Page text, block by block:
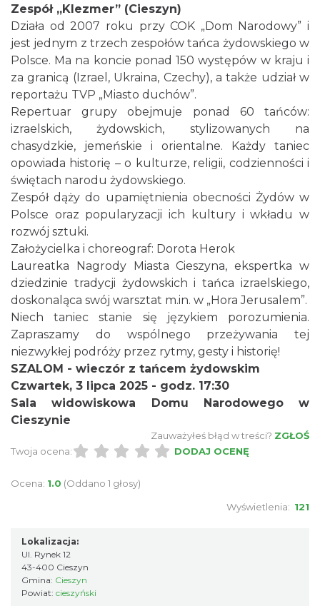
Cieszyn
2026-08-09
0.18 km
Cieszyn
2026-08-16
0.18 km
Cieszyn
2026-08-23
0.18 km
Spektakl "Tajemnica 16. piętra"
Zespół „Klezmer” (Cieszyn)
Działa od 2007 roku przy COK „Dom Narodowy” i
jest jednym z trzech zespołów tańca żydowskiego w
Polsce. Ma na koncie ponad 150 występów w kraju i
za granicą (Izrael, Ukraina, Czechy), a także udział w
reportażu TVP „Miasto duchów”.
Repertuar grupy obejmuje ponad 60 tańców:
izraelskich, żydowskich, stylizowanych na
chasydzkie, jemeńskie i orientalne. Każdy taniec
opowiada historię – o kulturze, religii, codzienności i
świętach narodu żydowskiego.
Zespół dąży do upamiętnienia obecności Żydów w
Polsce oraz popularyzacji ich kultury i wkładu w
rozwój sztuki.
Założycielka i choreograf: Dorota Herok
Laureatka Nagrody Miasta Cieszyna, ekspertka w
dziedzinie tradycji żydowskich i tańca izraelskiego,
doskonaląca swój warsztat m.in. w „Hora Jerusalem”.
Niech taniec stanie się językiem porozumienia.
Zapraszamy do wspólnego przeżywania tej
niezwykłej podróży przez rytmy, gesty i historię!
SZALOM - wieczór z tańcem żydowskim
Czwartek, 3 lipca 2025 - godz. 17:30
Sala widowiskowa Domu Narodowego w
Cieszynie
Zauważyłeś błąd w treści? ZGŁOŚ
Twoja ocena:
DODAJ OCENĘ
Ocena: 1.0 (Oddano 1 głosy)
Wyświetlenia: 121
Lokalizacja:
Ul. Rynek 12
43-400 Cieszyn
Gmina: Cieszyn
Powiat: cieszyński